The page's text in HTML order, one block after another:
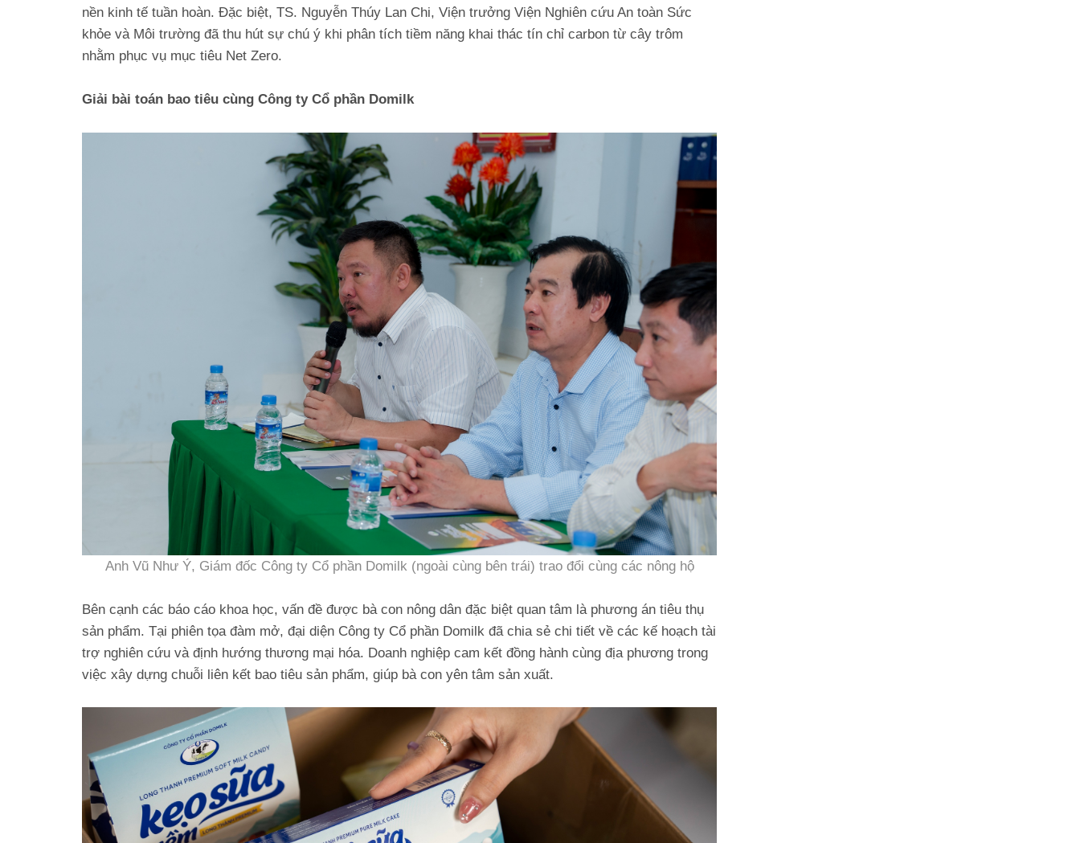
nền kinh tế tuần hoàn. Đặc biệt, TS. Nguyễn Thúy Lan Chi, Viện trưởng Viện Nghiên cứu An toàn Sức
khỏe và Môi trường đã thu hút sự chú ý khi phân tích tiềm năng khai thác tín chỉ carbon từ cây trôm
nhằm phục vụ mục tiêu Net Zero.
Giải bài toán bao tiêu cùng Công ty Cổ phần Domilk
Anh Vũ Như Ý, Giám đốc Công ty Cổ phần Domilk (ngoài cùng bên trái) trao đổi cùng các nông hộ
Bên cạnh các báo cáo khoa học, vấn đề được bà con nông dân đặc biệt quan tâm là phương án tiêu thụ
sản phẩm. Tại phiên tọa đàm mở, đại diện Công ty Cổ phần Domilk đã chia sẻ chi tiết về các kế hoạch tài
trợ nghiên cứu và định hướng thương mại hóa. Doanh nghiệp cam kết đồng hành cùng địa phương trong
việc xây dựng chuỗi liên kết bao tiêu sản phẩm, giúp bà con yên tâm sản xuất.